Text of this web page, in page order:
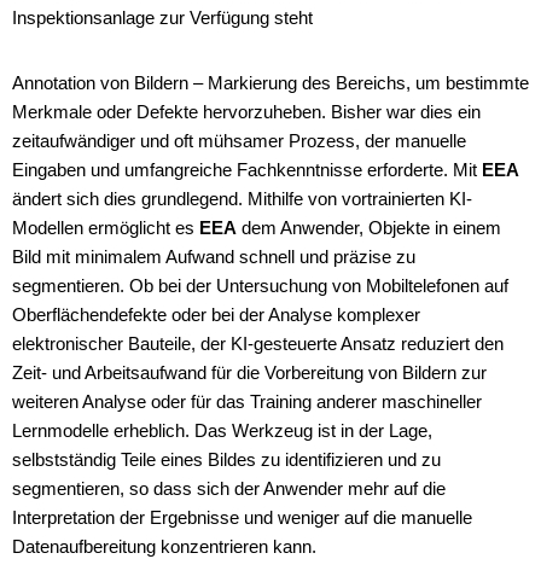
Inspektionsanlage zur Verfügung steht
Annotation von Bildern – Markierung des Bereichs, um bestimmte
Merkmale oder Defekte hervorzuheben. Bisher war dies ein
zeitaufwändiger und oft mühsamer Prozess, der manuelle
Eingaben und umfangreiche Fachkenntnisse erforderte. Mit EEA
ändert sich dies grundlegend. Mithilfe von vortrainierten KI-
Modellen ermöglicht es EEA dem Anwender, Objekte in einem
Bild mit minimalem Aufwand schnell und präzise zu
segmentieren. Ob bei der Untersuchung von Mobiltelefonen auf
Oberflächendefekte oder bei der Analyse komplexer
elektronischer Bauteile, der KI-gesteuerte Ansatz reduziert den
Zeit- und Arbeitsaufwand für die Vorbereitung von Bildern zur
weiteren Analyse oder für das Training anderer maschineller
Lernmodelle erheblich. Das Werkzeug ist in der Lage,
selbstständig Teile eines Bildes zu identifizieren und zu
segmentieren, so dass sich der Anwender mehr auf die
Interpretation der Ergebnisse und weniger auf die manuelle
Datenaufbereitung konzentrieren kann.